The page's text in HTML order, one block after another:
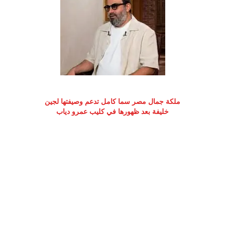
ملكة جمال مصر سما كامل تدعم وصيفتها لجين
خليفة بعد ظهورها في كليب عمرو دياب